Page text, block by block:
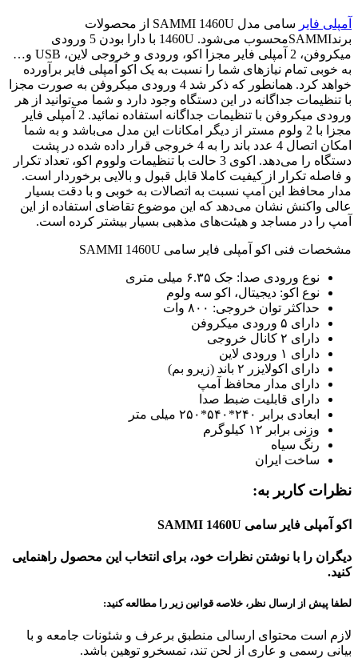
آمپلی فایر
سامی مدل SAMMI 1460U از محصولات
برندSAMMIمحسوب می‌شود. 1460U با دارا بودن 5 ورودی
میکروفن، 2 آمپلی فایر مجزا اکو، ورودی و خروجی لاین، USB و…
به خوبی تمام نیازهای شما را نسبت به یک اکو آمپلی فایر برآورده
خواهد کرد. همانطور که ذکر شد 4 ورودی میکروفن به صورت مجزا
با تنظیمات جداگانه در این دستگاه وجود دارد و شما می‌توانید از هر
ورودی میکروفن با تنظیمات جداگانه استفاده نمائید. 2 آمپلی فایر
مجزا با 2 ولوم مستر از دیگر امکانات این مدل می‌باشد و به شما
امکان اتصال 4 عدد باند را به 4 خروجی قرار داده شده در پشت
دستگاه را می‌دهد. اکوی 3 حالت با تنظیمات ولووم اکو، تعداد تکرار
و فاصله تکرار از کیفیت کاملا قابل قبول و بالایی برخوردار است.
مدار محافظ این آمپ نسبت به اتصالات به خوبی و با دقت بسیار
عالی واکنش نشان می‌دهد که این موضوع تقاضای استفاده از این
آمپ را در مساجد و هیئت‌های مذهبی بسیار بیشتر کرده است.
‌مشخصات فنی اکو آمپلی فایر سامی SAMMI 1460U
نوع ورودی صدا: جک ۶.۳۵ میلی متری
نوع اکو: دیجیتال، اکو سه ولوم
حداکثر توان خروجی: ۸۰۰ وات
دارای ۵ ورودی میکروفن
دارای ۲ کانال خروجی
دارای ۱ ورودی لاین
دارای اکولایزر ۲ باند (زیرو بم)
دارای مدار محافظ آمپ
دارای قابلیت ضبط صدا
ابعادی برابر ۲۴۰*۵۴۰*۲۵۰ میلی متر
وزنی برابر ۱۲ کیلوگرم
رنگ سیاه
ساخت ایران
نظرات کاربر به:
اکو آمپلی فایر سامی SAMMI 1460U
دیگران را با نوشتن نظرات خود، برای انتخاب این محصول راهنمایی
کنید.
لطفا پیش از ارسال نظر، خلاصه قوانین زیر را مطالعه کنید:
لازم است محتوای ارسالی منطبق برعرف و شئونات جامعه و با
بیانی رسمی و عاری از لحن تند، تمسخرو توهین باشد.